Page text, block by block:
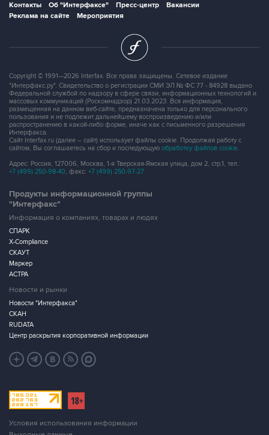
Контакты Об "Интерфаксе" Пресс-центр
Вакансии
Реклама на сайте
Мероприятия
Copyright © 1991—2026 Interfax. Все права защищены. Сетевое издание
"Интерфакс.ру". Свидетельство о регистрации СМИ ЭЛ № ФС 77 - 84928 выдано
Федеральной службой по надзору в сфере связи, информационных технологий и
массовых коммуникаций (Роскомнадзор) 21.03.2023. Вся информация,
размещенная на данном веб-сайте, предназначена только для персонального
пользования и не подлежит дальнейшему воспроизведению и/или
распространению в какой-либо форме, иначе как с письменного разрешения
Интерфакса.
Сайт Interfax.ru (далее – сайт) использует файлы cookie. Продолжая работу с
сайтом, Вы соглашаетесь на сбор и последующую обработку файлов cookie.
Адрес: Россия, 127006, Москва, 1-я Тверская-Ямская улица, дом 2, стр.1, тел.:
+7 (499) 250-98-40, факс: +7 (499) 250-97-27
Продукты информационной группы
"Интерфакс"
Информация о компаниях, товарах и людях
СПАРК
X-Compliance
СКАУТ
Маркер
АСТРА
Новости и рынки
Новости "Интерфакса"
СКАН
RUDATA
Центр раскрытия корпоративной информации
Условия использования информации